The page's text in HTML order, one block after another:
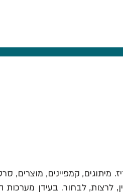
מיתוגים, קמפיינים, מוצרים,
לרצות, לבחור. בעידן